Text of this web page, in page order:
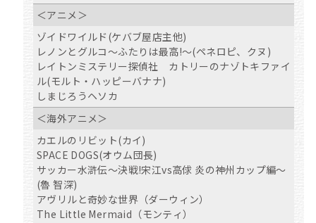
＜アニメ＞
ゾイドワイルド(ケバブ屋店主他)
レノンとグルコ～ふたりは最高!～(ペネロピ、クヌ)
レイトンミステリー探偵社 カトリーのナゾトキファイ
ル(モルト・ハッピーバナナ)
しまじろうヘソカ
＜海外アニメ＞
カエルのリビット(カイ)
SPACE DOGS(オウム団長)
サッカー水滸伝～決戦!宋江vs高俅 炎の神州カップ編～
(魯 智深)
アヴリルと奇妙な世界（ダーウィン）
The Little Mermaid（モンティ）